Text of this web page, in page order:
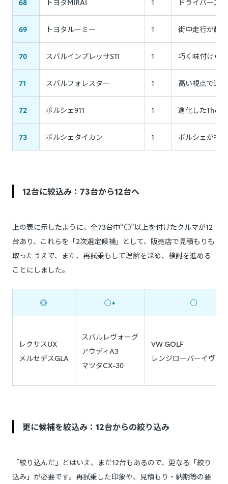
68 トヨタMIRAI 1 ドライバーズ
69 トヨタルーミー 1 街中走行が超
70 スバルインプレッサSTI 1 巧く味付けら
71 スバルフォレスター 1 高い視点で運
72 ポルシェ911 1 進化した
73 ポルシェタイカン 1 ポルシェが提
12台に絞込み：73台から12台へ
上の表に示したように、全73台中“〇”以上を付けたクルマが12
台あり、これらを「2次選定候補」として、販売店で見積もりも
取ったうえで、また、再試乗もして理解を深め、検討を進める
ことにしました。
◎ ○+ ○
レクサスUX
メルセデスGLA
スバルレヴォーグ
アウディA3
マツダCX-30
VW GOLF
レンジローバーイヴォ
更に候補を絞込み：12台からの絞り込み
「絞り込んだ」とはいえ、まだ12台もあるので、更なる「絞り
込み」が必要です。再試乗した印象や、見積もり・納期等の要